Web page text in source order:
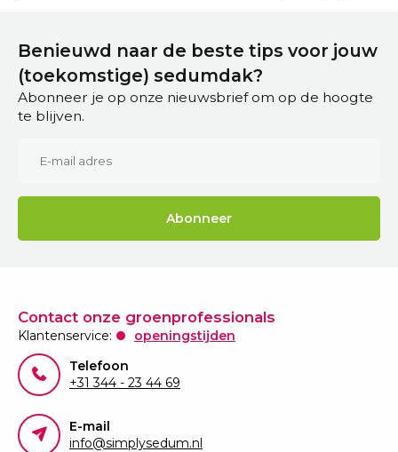
Benieuwd naar de beste tips voor jouw
(toekomstige) sedumdak?
Abonneer je op onze nieuwsbrief om op de hoogte
te blijven.
Abonneer
Contact onze groenprofessionals
Klantenservice:
openingstijden
Telefoon
+31 344 - 23 44 69
E-mail
info@simplysedum.nl